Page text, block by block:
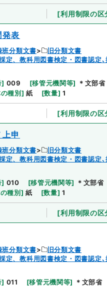
[利用制限の区
表
分類文書
旧分類文書
、教科用図書検定・図書認定､
] 009 [移管元機関等] ＊文部省
種別 ] 紙 [数量] 1
[利用制限の区
申
分類文書
旧分類文書
、教科用図書検定・図書認定､
] 010 [移管元機関等] ＊文部省
種別 ] 紙 [数量] 1
[利用制限の区
分類文書
旧分類文書
、教科用図書検定・図書認定､
] 011 [移管元機関等] ＊文部省